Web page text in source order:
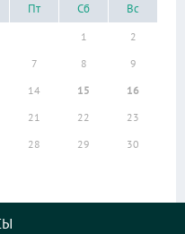
Пт Сб Вс
1
2
7 8
9
14 15
16
21 22
23
28 29
30